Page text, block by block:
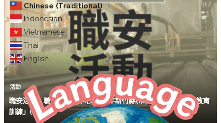
Chinese (Traditional)
Indonesian
Vietnamese
Thai
English
活動
職安活動｜職安署北區中心「115年新竹縣(市)製造業災害預防教育
訓練」(7/10)